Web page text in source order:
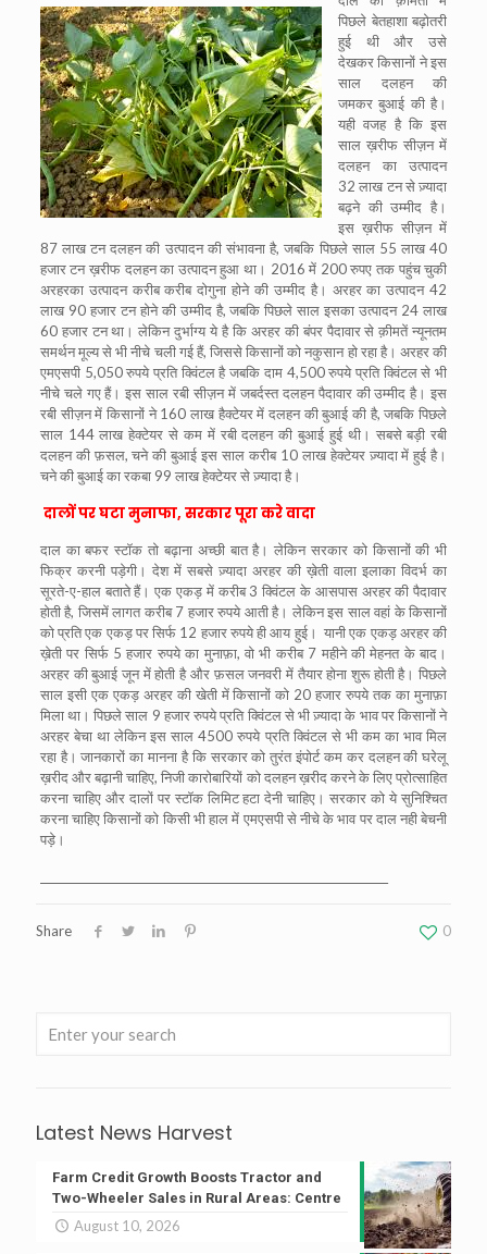
पिछले बेतहाशा बढ़ोतरी
हुई थी और उसे
देखकर किसानों ने इस
साल दलहन की
जमकर बुआई की है।
यही वजह है कि इस
साल ख़रीफ सीज़न में
दलहन का उत्पादन
32 लाख टन से ज़्यादा
बढ़ने की उम्मीद है।
इस ख़रीफ सीज़न में
87 लाख टन दलहन की उत्पादन की संभावना है, जबकि पिछले साल 55 लाख 40
हजार टन ख़रीफ दलहन का उत्पादन हुआ था। 2016 में 200 रुपए तक पहुंच चुकी
अरहरका उत्पादन करीब करीब दोगुना होने की उम्मीद है। अरहर का उत्पादन 42
लाख 90 हजार टन होने की उम्मीद है, जबकि पिछले साल इसका उत्पादन 24 लाख
60 हजार टन था। लेकिन दुर्भाग्य ये है कि अरहर की बंपर पैदावार से क़ीमतें न्यूनतम
समर्थन मूल्य से भी नीचे चली गई हैं, जिससे किसानों को नकुसान हो रहा है। अरहर की
एमएसपी 5,050 रुपये प्रति क्विंटल है जबकि दाम 4,500 रुपये प्रति क्विंटल से भी
नीचे चले गए हैं। इस साल रबी सीज़न में जबर्दस्त दलहन पैदावार की उम्मीद है। इस
रबी सीज़न में किसानों ने 160 लाख हैक्टेयर में दलहन की बुआई की है, जबकि पिछले
साल 144 लाख हेक्टेयर से कम में रबी दलहन की बुआई हुई थी। सबसे बड़ी रबी
दलहन की फ़सल, चने की बुआई इस साल करीब 10 लाख हेक्टेयर ज़्यादा में हुई है।
चने की बुआई का रकबा 99 लाख हेक्टेयर से ज़्यादा है।
दालों पर घटा मुनाफा, सरकार पूरा करे वादा
दाल का बफर स्टॉक तो बढ़ाना अच्छी बात है। लेकिन सरकार को किसानों की भी
फिक्र करनी पड़ेगी। देश में सबसे ज़्यादा अरहर की ख़ेती वाला इलाका विदर्भ का
सूरते-ए-हाल बताते हैं। एक एकड़ में करीब 3 क्विंटल के आसपास अरहर की पैदावार
होती है, जिसमें लागत करीब 7 हजार रुपये आती है। लेकिन इस साल वहां के किसानों
को प्रति एक एकड़ पर सिर्फ 12 हजार रुपये ही आय हुई। यानी एक एकड़ अरहर की
ख़ेती पर सिर्फ 5 हजार रुपये का मुनाफ़ा, वो भी करीब 7 महीने की मेहनत के बाद।
अरहर की बुआई जून में होती है और फ़सल जनवरी में तैयार होना शुरू होती है। पिछले
साल इसी एक एकड़ अरहर की खेती में किसानों को 20 हजार रुपये तक का मुनाफ़ा
मिला था। पिछले साल 9 हजार रुपये प्रति क्विंटल से भी ज़्यादा के भाव पर किसानों ने
अरहर बेचा था लेकिन इस साल 4500 रुपये प्रति क्विंटल से भी कम का भाव मिल
रहा है। जानकारों का मानना है कि सरकार को तुरंत इंपोर्ट कम कर दलहन की घरेलू
ख़रीद और बढ़ानी चाहिए, निजी कारोबारियों को दलहन ख़रीद करने के लिए प्रोत्साहित
करना चाहिए और दालों पर स्टॉक लिमिट हटा देनी चाहिए। सरकार को ये सुनिश्चित
करना चाहिए किसानों को किसी भी हाल में एमएसपी से नीचे के भाव पर दाल नही बेचनी
पड़े।
Share 0
Latest News Harvest
Farm Credit Growth Boosts Tractor and
Two-Wheeler Sales in Rural Areas: Centre
August 10, 2026